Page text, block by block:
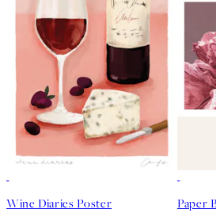
Wine Diaries Poster Paper